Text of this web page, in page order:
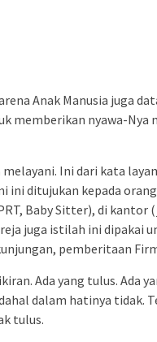
Anak Manusia juga
memberikan nyawa-Nya
Ini dari kata
ini ditujukan kepada
Baby Sitter), di kantor
juga istilah ini dipakai
pemberitaan
Ada yang tulus. Ada
dalam hatinya tidak.
tulus.